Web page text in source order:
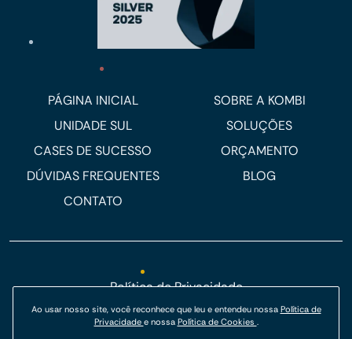
PÁGINA INICIAL
SOBRE A KOMBI
UNIDADE SUL
SOLUÇÕES
CASES DE SUCESSO
ORÇAMENTO
DÚVIDAS FREQUENTES
BLOG
CONTATO
Política de Privacidade
Política de Cookies
Ao usar nosso site, você reconhece que leu e entendeu nossa Política de
Privacidade e nossa Política de Cookies .